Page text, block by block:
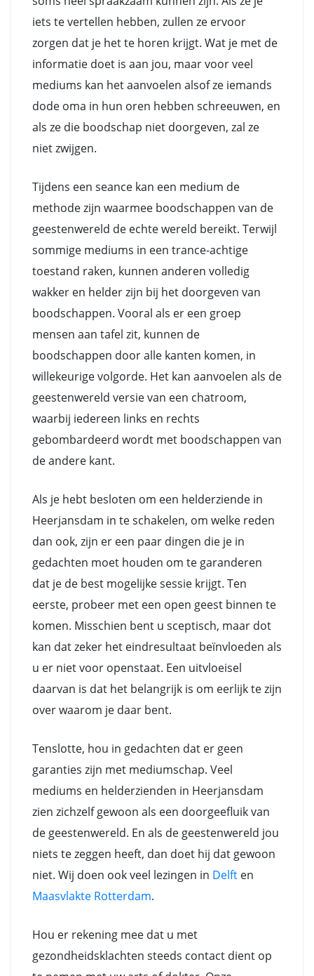
iets te vertellen hebben, zullen ze ervoor
zorgen dat je het te horen krijgt. Wat je met de
informatie doet is aan jou, maar voor veel
mediums kan het aanvoelen alsof ze iemands
dode oma in hun oren hebben schreeuwen, en
als ze die boodschap niet doorgeven, zal ze
niet zwijgen.
Tijdens een seance kan een medium de
methode zijn waarmee boodschappen van de
geestenwereld de echte wereld bereikt. Terwijl
sommige mediums in een trance-achtige
toestand raken, kunnen anderen volledig
wakker en helder zijn bij het doorgeven van
boodschappen. Vooral als er een groep
mensen aan tafel zit, kunnen de
boodschappen door alle kanten komen, in
willekeurige volgorde. Het kan aanvoelen als de
geestenwereld versie van een chatroom,
waarbij iedereen links en rechts
gebombardeerd wordt met boodschappen van
de andere kant.
Als je hebt besloten om een helderziende in
Heerjansdam in te schakelen, om welke reden
dan ook, zijn er een paar dingen die je in
gedachten moet houden om te garanderen
dat je de best mogelijke sessie krijgt. Ten
eerste, probeer met een open geest binnen te
komen. Misschien bent u sceptisch, maar dot
kan dat zeker het eindresultaat beïnvloeden als
u er niet voor openstaat. Een uitvloeisel
daarvan is dat het belangrijk is om eerlijk te zijn
over waarom je daar bent.
Tenslotte, hou in gedachten dat er geen
garanties zijn met mediumschap. Veel
mediums en helderzienden in Heerjansdam
zien zichzelf gewoon als een doorgeefluik van
de geestenwereld. En als de geestenwereld jou
niets te zeggen heeft, dan doet hij dat gewoon
niet. Wij doen ook veel lezingen in Delft en
Maasvlakte Rotterdam.
Hou er rekening mee dat u met
gezondheidsklachten steeds contact dient op